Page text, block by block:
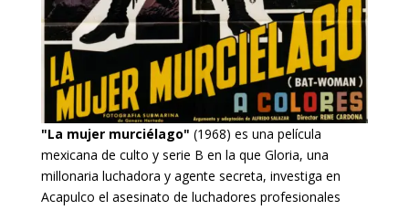
"La mujer murciélago" (1968) es una película
mexicana de culto y serie B en la que Gloria, una
millonaria luchadora y agente secreta, investiga en
Acapulco el asesinato de luchadores profesionales